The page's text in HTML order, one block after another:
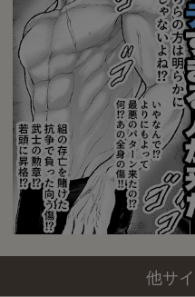
他サ